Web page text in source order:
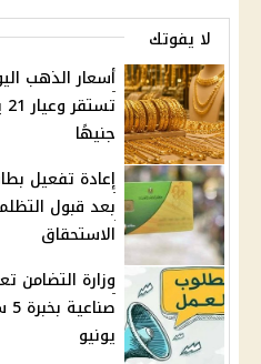
لا يفوتك
جنيهًا
إعادة تفعيل
بعد قبول
الاستحقاق
وزارة التضامن
يونيو